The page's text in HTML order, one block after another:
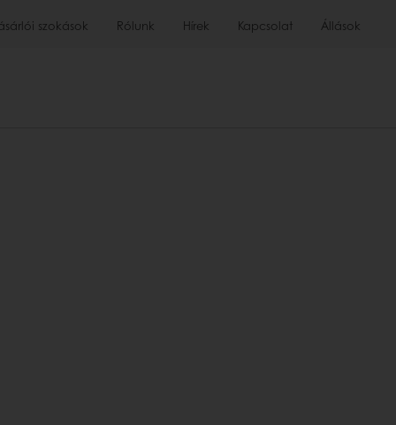
szokások Rólunk Hírek Kapcsolat Állások